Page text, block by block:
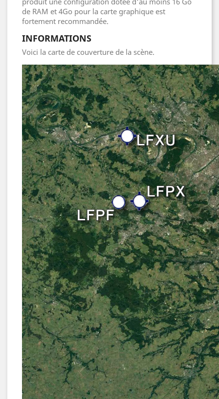
de RAM et 4Go pour la carte graphique est
fortement recommandée.
INFORMATIONS
Voici la carte de couverture de la scène.